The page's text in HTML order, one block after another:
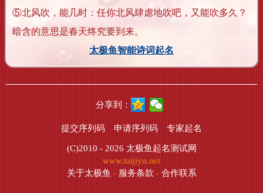
⑤北风吹，能几时：任你北风肆虐地吹吧，又能吹多久？
暗含的意思是春天终究要到来。
太极鱼智能诗词起名
分享到：
提交序列码 申请序列码 专家起名
(C)2010 - 2026 太极鱼起名测试网
www.taijiyu.net
关于太极鱼 - 服务条款 - 合作联系